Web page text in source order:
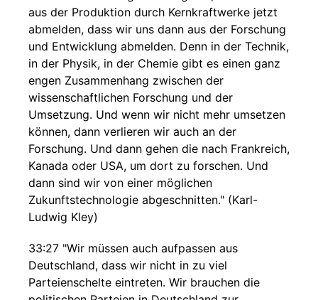
aus der Produktion durch Kernkraftwerke jetzt
abmelden, dass wir uns dann aus der Forschung
und Entwicklung abmelden. Denn in der Technik,
in der Physik, in der Chemie gibt es einen ganz
engen Zusammenhang zwischen der
wissenschaftlichen Forschung und der
Umsetzung. Und wenn wir nicht mehr umsetzen
können, dann verlieren wir auch an der
Forschung. Und dann gehen die nach Frankreich,
Kanada oder USA, um dort zu forschen. Und
dann sind wir von einer möglichen
Zukunftstechnologie abgeschnitten." (Karl-
Ludwig Kley)
33:27 "Wir müssen auch aufpassen aus
Deutschland, dass wir nicht in zu viel
Parteienschelte eintreten. Wir brauchen die